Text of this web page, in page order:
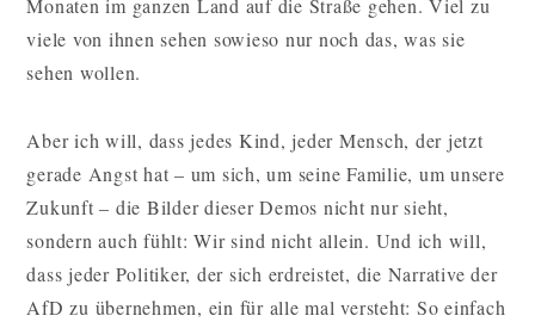
Monaten im ganzen Land auf die Straße gehen. Viel zu
viele von ihnen sehen sowieso nur noch das, was sie
sehen wollen.
Aber ich will, dass jedes Kind, jeder Mensch, der jetzt
gerade Angst hat – um sich, um seine Familie, um unsere
Zukunft – die Bilder dieser Demos nicht nur sieht,
sondern auch fühlt: Wir sind nicht allein. Und ich will,
dass jeder Politiker, der sich erdreistet, die Narrative der
AfD zu übernehmen, ein für alle mal versteht: So einfach